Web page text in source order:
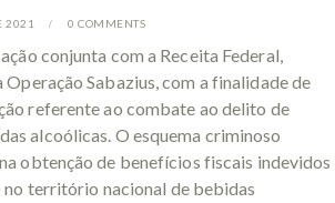
2021 0 COMMENTS
conjunta com a Receita Federal,
Sabazius, com a finalidade de
referente ao combate ao delito de
alcoólicas. O esquema criminoso
obtenção de benefícios fiscais indevidos
no território nacional de bebidas